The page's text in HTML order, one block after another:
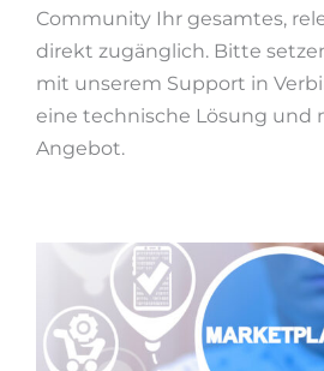
Community Ihr gesamtes,
direkt zugänglich. Bitte
mit unserem Support in
eine technische Lösung und
Angebot.